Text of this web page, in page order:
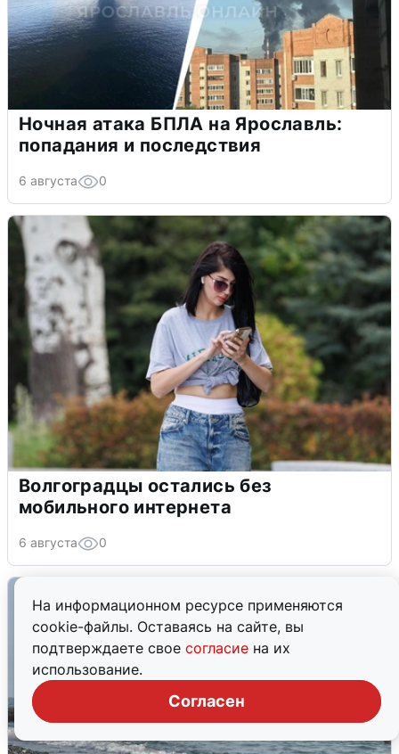
На информационном ресурсе применяются
cookie-файлы. Оставаясь на сайте, вы
подтверждаете свое согласие на их
использование.
Согласен
Ночная атака БПЛА на Ярославль:
попадания и последствия
6 августа 0
Волгоградцы остались без
мобильного интернета
6 августа 0